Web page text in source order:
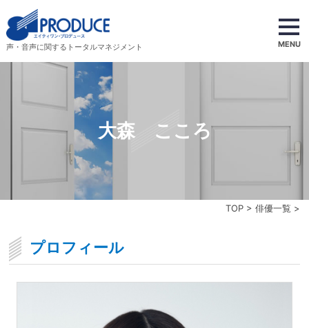
声・音声に関するトータルマネジメント MENU
TOP> 俳優一覧 >
大森 こころ
プロフィール